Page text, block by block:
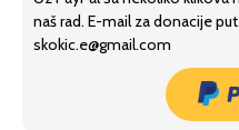
naš rad. E-mail za donacije
skokic.e@gmail.com